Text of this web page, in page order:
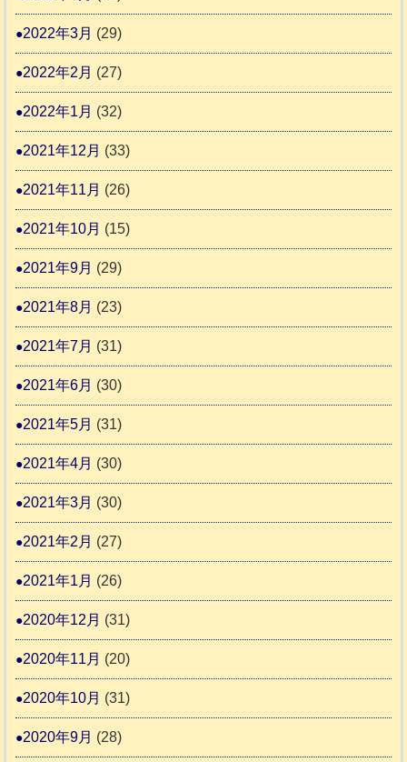
2022年3月 (29)
2022年2月 (27)
2022年1月 (32)
2021年12月 (33)
2021年11月 (26)
2021年10月 (15)
2021年9月 (29)
2021年8月 (23)
2021年7月 (31)
2021年6月 (30)
2021年5月 (31)
2021年4月 (30)
2021年3月 (30)
2021年2月 (27)
2021年1月 (26)
2020年12月 (31)
2020年11月 (20)
2020年10月 (31)
2020年9月 (28)